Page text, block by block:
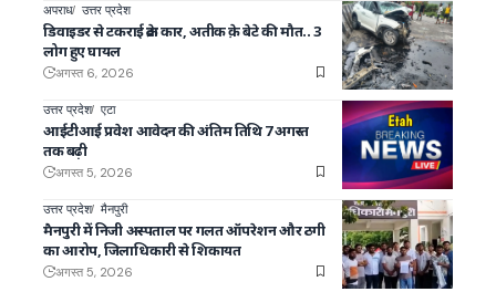
अपराध उत्तर प्रदेश
डिवाइडर से टकराई क्रेटा कार, अतीक क़े बेटे की मौत.. 3
लोग हुए घायल
अगस्त 6, 2026
उत्तर प्रदेश एटा
आईटीआई प्रवेश आवेदन की अंतिम तिथि 7 अगस्त
तक बढ़ी
अगस्त 5, 2026
उत्तर प्रदेश मैनपुरी
मैनपुरी में निजी अस्पताल पर गलत ऑपरेशन और ठगी
का आरोप, जिलाधिकारी से शिकायत
अगस्त 5, 2026